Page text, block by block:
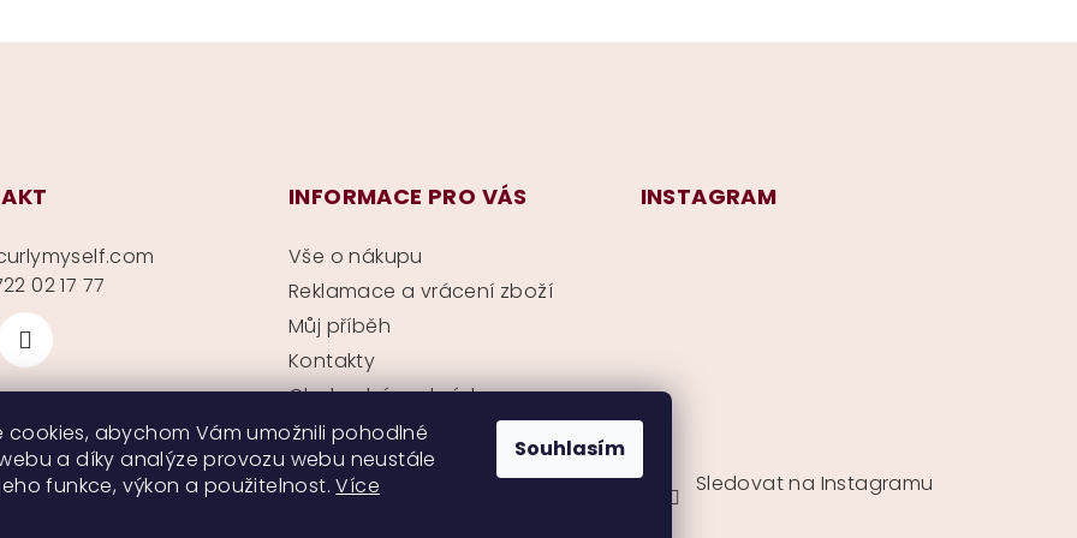
cookies, abychom Vám umožnili pohodlné
a díky analýze provozu webu neustále
funkce, výkon a použitelnost.Více
Souhlasím
02 17 77
INFORMACE PRO VÁS
Vše o nákupu
Reklamace a vrácení zboží
Můj příběh
Kontakty
Obchodní podmínky
Ochrana soukromí
INSTAGRAM
Sledovat na Instagramu